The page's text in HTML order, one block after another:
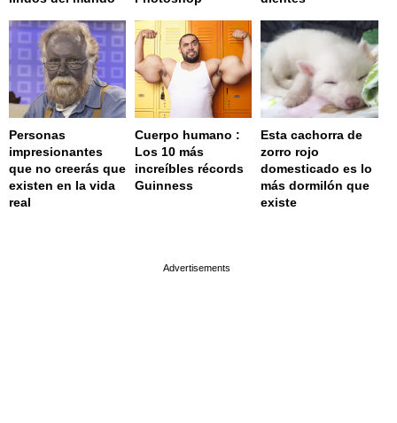
Personas
impresionantes
que no creerás que
existen en la vida
real
Cuerpo humano :
Los 10 más
increíbles récords
Guinness
Esta cachorra de
zorro rojo
domesticado es lo
más dormilón que
existe